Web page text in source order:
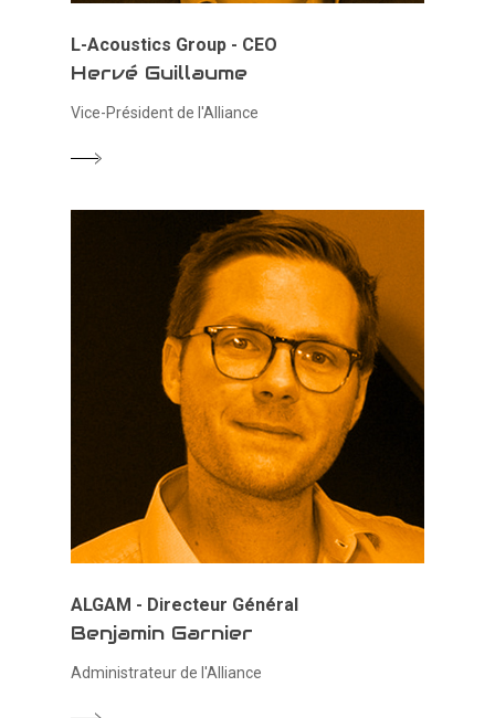
L-Acoustics Group - CEO
Hervé Guillaume
Vice-Président de l'Alliance
ALGAM - Directeur Général
Benjamin Garnier
Administrateur de l'Alliance
L’alliance
L’organisation
Le Bureau
Actualités
Nous rejoindre